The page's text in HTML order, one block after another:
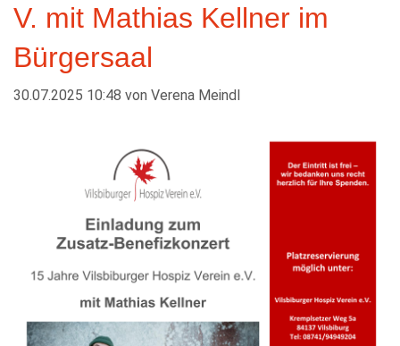
KULTUR + FREIZEIT
WIRTSCHAFT
V. mit Mathias Kellner im
Bürgersaal
30.07.2025 10:48 von Verena Meindl